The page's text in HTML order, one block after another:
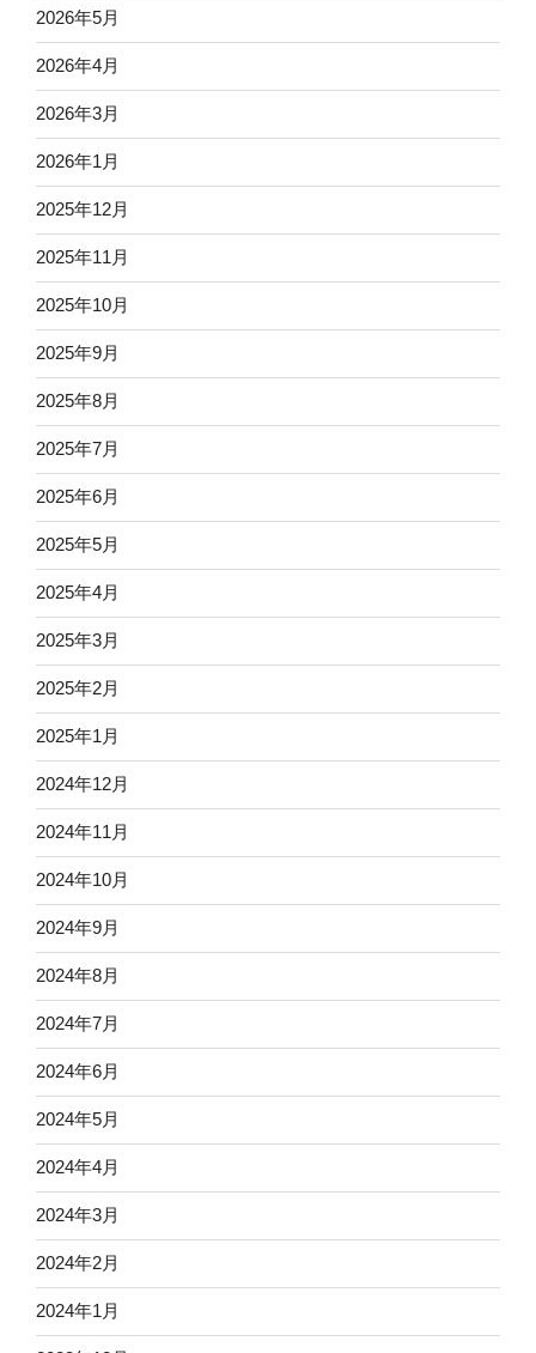
2026年5月
2026年4月
2026年3月
2026年1月
2025年12月
2025年11月
2025年10月
2025年9月
2025年8月
2025年7月
2025年6月
2025年5月
2025年4月
2025年3月
2025年2月
2025年1月
2024年12月
2024年11月
2024年10月
2024年9月
2024年8月
2024年7月
2024年6月
2024年5月
2024年4月
2024年3月
2024年2月
2024年1月